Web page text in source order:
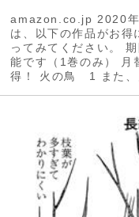
amazon.co.jp 2020年
は、以下の作品がお得
ってみてください。
能です（1巻のみ） 月
得！ 火の鳥 1 また、